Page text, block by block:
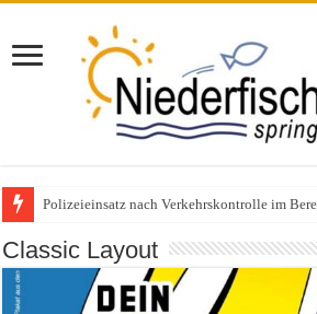
Polizeieinsatz nach Verkehrskontrolle im
Classic Layout